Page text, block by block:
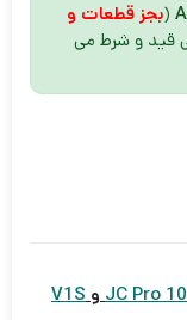
(بجز قطعات و
قید و شرط می
JC Pro و V1S